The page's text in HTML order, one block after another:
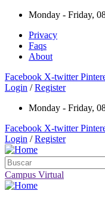
Monday - Friday,
Privacy
Faqs
About
Facebook X-twitter
Login / Register
Monday - Friday,
Facebook X-twitter
Login / Register
Campus Virtual